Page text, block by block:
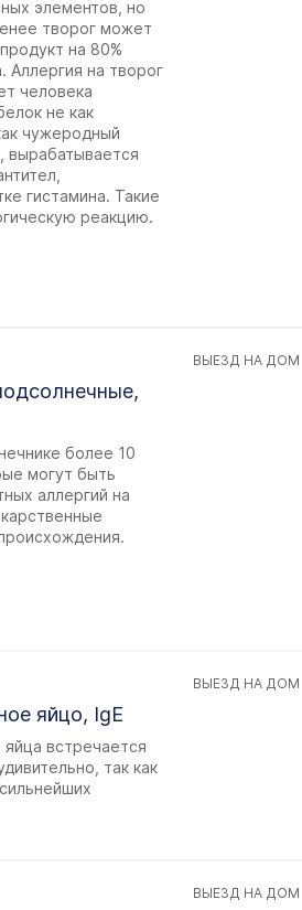
элементов, но
творог может
на 80%
Аллергия на творог
человека
не как
чужеродный
вырабатывается
гистамина. Такие
реакцию.
более 10
могут быть
аллергий на
ВЫЕЗД НА ДОМ
яйцо, IgE
встречается
так как
ВЫЕЗД НА ДОМ
ВЫЕЗД НА ДОМ